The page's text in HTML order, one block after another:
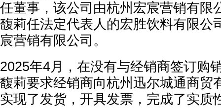
任董事，该公司由杭州宏宸营销有限
馥莉任法定代表人的宏胜饮料有限公
宸营销有限公司。
2025年4月，在没有与经销商签订购
馥莉要求经销商向杭州迅尔城通商贸
实现了发货，开具发票，完成了实质